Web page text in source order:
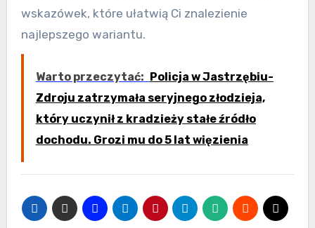
wskazówek, które ułatwią Ci znalezienie
najlepszego wariantu.
Warto przeczytać: Policja w Jastrzębiu-
Zdroju zatrzymała seryjnego złodzieja,
który uczynił z kradzieży stałe źródło
dochodu. Grozi mu do 5 lat więzienia